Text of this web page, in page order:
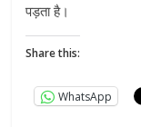
पड़ता है।
Share this:
WhatsApp